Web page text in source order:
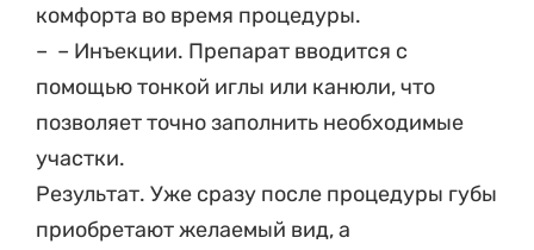
комфорта во время процедуры.
– – Инъекции. Препарат вводится с
помощью тонкой иглы или канюли, что
позволяет точно заполнить необходимые
участки.
Результат. Уже сразу после процедуры губы
приобретают желаемый вид, а